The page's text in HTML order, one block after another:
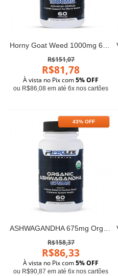
Horny Goat Weed 1000mg 60 Capsulas PLV
R$151,07
R$81,78
À vista no Pix com5% OFF
ou R$86,08 em até 6x nos cartões
43% OFF
ASHWAGANDHA 675mg Organic 60 tabs PLV
R$158,37
R$86,33
À vista no Pix com5% OFF
ou R$90,87 em até 6x nos cartões